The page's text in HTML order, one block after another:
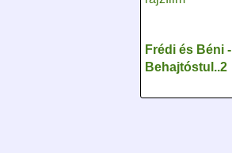
Frédi és Béni -
Behajtóstul..2